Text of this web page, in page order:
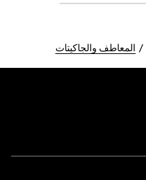
المعاطف والجاكيتات